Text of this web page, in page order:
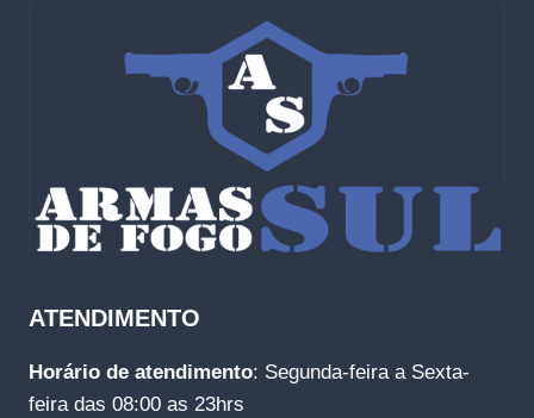
ATENDIMENTO
Horário de atendimento: Segunda-feira a Sexta-
feira das 08:00 as 23hrs